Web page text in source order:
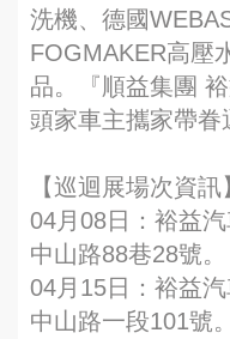
洗機、德國
FOGMAKER高壓
品。『順益集團
頭家車主攜家帶眷
【巡迴展場次資訊
04月08日：裕益
中山路88巷28號。
04月15日：裕益
中山路一段101號。